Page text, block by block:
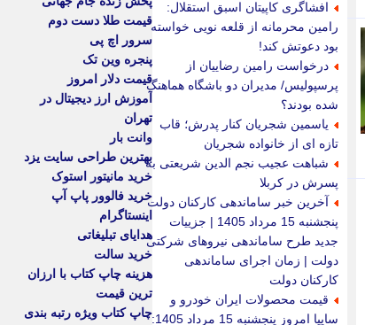
افشاگری کاپیتان اسبق استقلال:
رامین محرمانه از قلعه نویی خواسته
بود دعوتش کند!
درخواست رامین رضاییان از
پرسپولیس/ مدیران دو باشگاه هماهنگ
شده بودند؟
یاسمین شجریان کنار پدرش؛ قاب
تازه ای از خانواده شجریان
شباهت عجیب نجم الدین شریعتی به
پسرش در کربلا
آخرین خبر ساماندهی کارکنان دولت
پنجشنبه 15 مرداد 1405 | جزییات
جدید طرح ساماندهی نیروهای شرکتی
دولت | زمان اجرای ساماندهی
کارکنان دولت
قیمت محصولات ایران خودرو و
سایپا امروز پنجشنبه 15 مرداد 1405:
قیمت طلا دست دوم
سرور اچ پی
پنجره وین تک
قیمت دلار امروز
آموزش ارز دیجیتال در
تهران
وانت بار
بهترین طراحی سایت یزد
خرید مانیتور استوک
خرید فالوور پاپ آپ
اینستاگرام
هدایای تبلیغاتی
خرید سالت
هزینه چاپ کتاب با ارزان
ترین قیمت
چاپ کتاب ویژه رتبه بندی